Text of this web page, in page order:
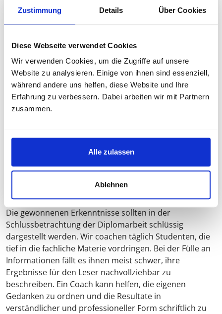
Zustimmung Details Über Cookies
Diese Webseite verwendet Cookies
Wir verwenden Cookies, um die Zugriffe auf unsere
Website zu analysieren. Einige von ihnen sind essenziell,
während andere uns helfen, diese Website und Ihre
Erfahrung zu verbessern. Dabei arbeiten wir mit Partnern
zusammen.
Alle zulassen
Ablehnen
Beispiel eines Gutachtens für eine Arbeit
Analyse der Eigenleistung
Wissenschaftliche Untersuchungen und Studien zielen
generell darauf ab, neue Erkenntnisse zu gewinnen. Bei
einer Diplomarbeit gilt es, eine in einem
überschaubaren Rahmen eng abgesteckte, klar
umrissene wissenschaftliche Problemstellung – soweit
Zusammenfassung literaturbekannten Wissens liefert
Ausnahme bildet die Auswertung bereits publizierter
Literatur in Bezug auf einen bestimmten Sachverhalt,
der so noch nicht betrachtet wurde. In diesem Fall kann
Die gewonnenen Erkenntnisse sollten in der
Schlussbetrachtung der Diplomarbeit schlüssig
dargestellt werden. Wir coachen täglich Studenten, die
tief in die fachliche Materie vordringen. Bei der Fülle an
Informationen fällt es ihnen meist schwer, ihre
Ergebnisse für den Leser nachvollziehbar zu
beschreiben. Ein Coach kann helfen, die eigenen
Gedanken zu ordnen und die Resultate in
verständlicher und professioneller Form schriftlich zu